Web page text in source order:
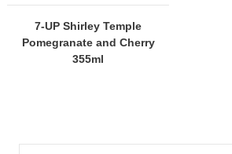
7-UP Shirley Temple
Pomegranate and Cherry
355ml